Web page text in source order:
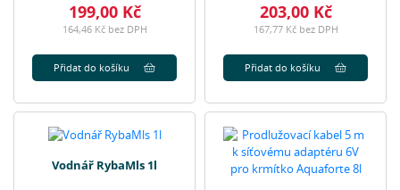
199,00 Kč
164,46 Kč bez DPH
Přidat do košíku
203,00 Kč
167,77 Kč bez DPH
Přidat do košíku
Vodnář RybaMls 1l